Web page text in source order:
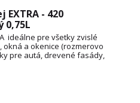
EXTRA - 420
0,75L
ideálne pre všetky zvislé
a okenice (rozmerovo
pre autá, drevené fasády,
domčeky (rozmerovo
cca 55 ml / m² TECHNICKÝ